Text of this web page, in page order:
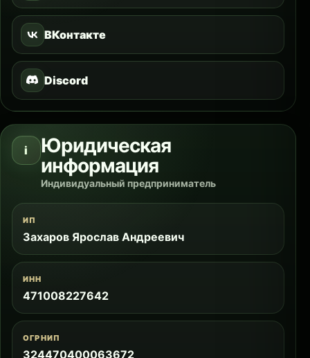
ВКонтакте
Discord
i
Юридическая
информация
Индивидуальный предприниматель
ИП
Захаров Ярослав Андреевич
ИНН
471008227642
ОГРНИП
324470400063672